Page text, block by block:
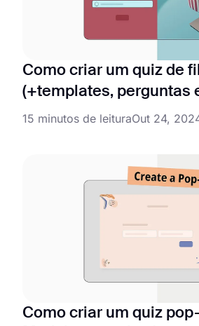
Como criar um quiz de
(+templates, perguntas
15 minutos de leituraOut 24,
Como criar um quiz